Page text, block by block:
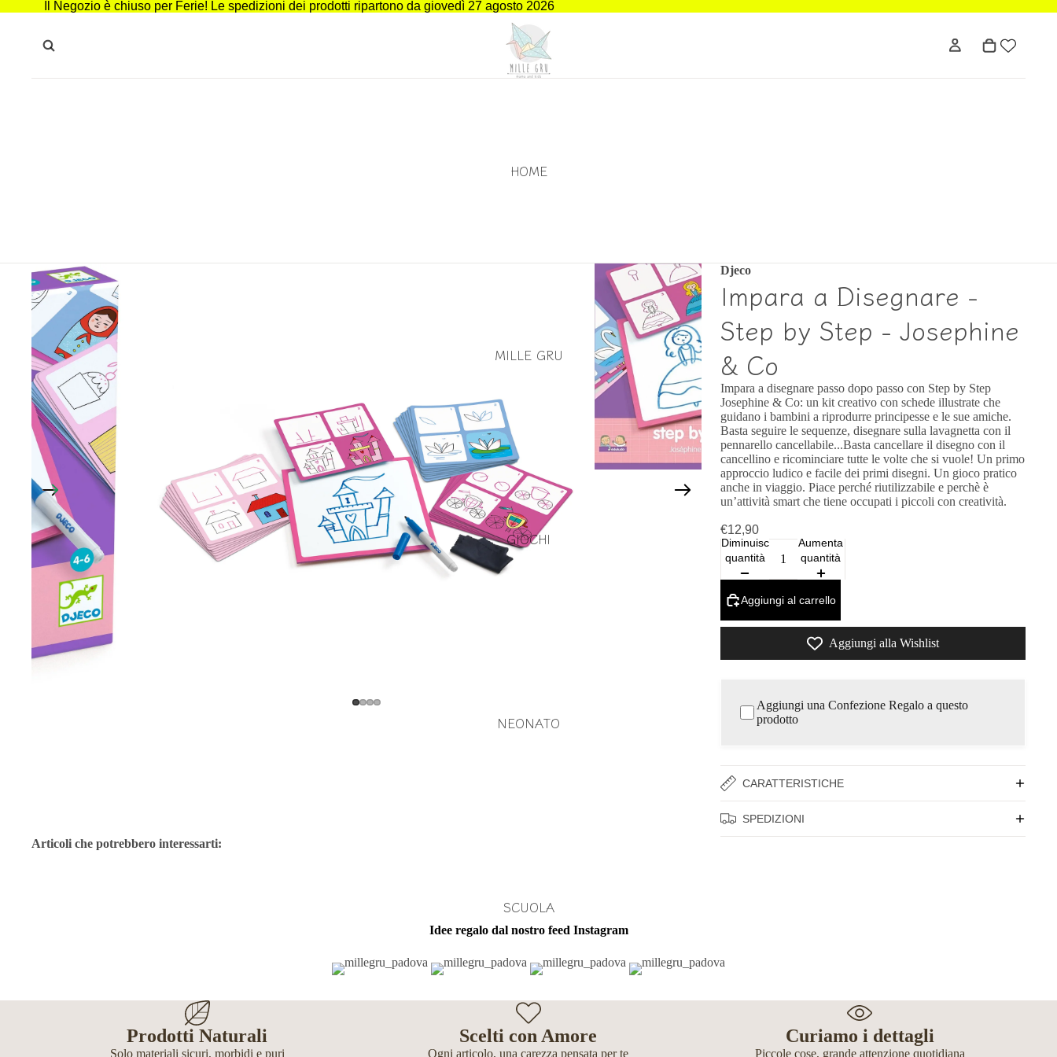
Il Negozio è chiuso per Ferie! Le spedizioni dei prodotti ripartono da giovedì 27 agosto 2026
HOME
MILLE GRU
GIOCHI
NEONATO
SCUOLA
Djeco
Impara a Disegnare -
Step by Step - Josephine
& Co
Impara a disegnare passo dopo passo con Step by Step
Josephine & Co: un kit creativo con schede illustrate che
guidano i bambini a riprodurre principesse e le sue amiche.
Basta seguire le sequenze, disegnare sulla lavagnetta con il
pennarello cancellabile...Basta cancellare il disegno con il
cancellino e ricominciare tutte le volte che si vuole! Un primo
approccio ludico e facile dei primi disegni. Un gioco pratico
anche in viaggio. Piace perché riutilizzabile e perchè è
un’attività smart che tiene occupati i piccoli con creatività.
€12,90
Diminuisci
quantità
Aumenta
quantità
Aggiungi al carrello
Aggiungi alla Wishlist
Aggiungi una Confezione Regalo a questo
prodotto
CARATTERISTICHE
SPEDIZIONI
Articoli che potrebbero interessarti:
Idee regalo dal nostro feed Instagram
Prodotti Naturali
Solo materiali sicuri, morbidi e puri
Scelti con Amore
Ogni articolo, una carezza pensata per te
Curiamo i dettagli
Piccole cose, grande attenzione quotidiana